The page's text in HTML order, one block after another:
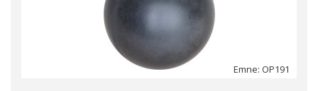
Emne: OP191